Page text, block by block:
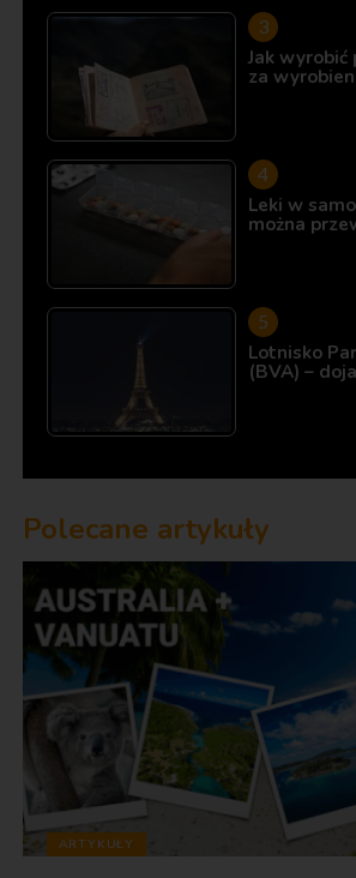
Jak wyrobić
za
Leki w
można
Lotnisko
(BVA) –
Polecane artykuły
ARTYKUŁY